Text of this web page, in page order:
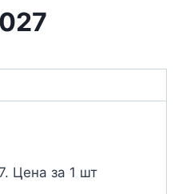
Цена за 1 шт